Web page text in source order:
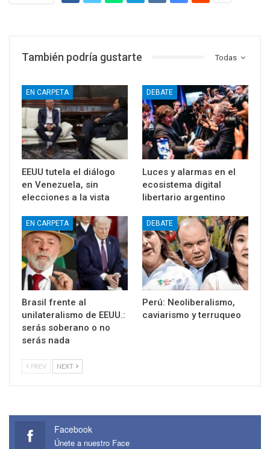
Todas
También podría gustarte
EN CARPETA
EEUU tutela el diálogo
en Venezuela, sin
elecciones a la vista
DEBATE
Luces y alarmas en el
ecosistema digital
libertario argentino
EN CARPETA
Brasil frente al
unilateralismo de EEUU.:
serás soberano o no
serás nada
DEBATE
Perú: Neoliberalismo,
caviarismo y terruqueo
PREV NEXT
Facebook
Únete a nuestro Face